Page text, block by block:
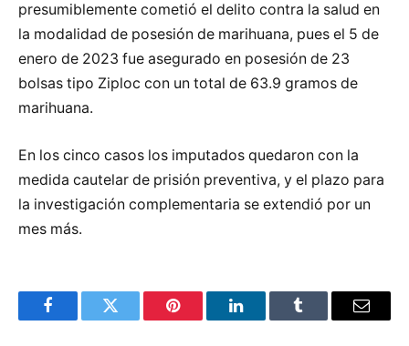
presumiblemente cometió el delito contra la salud en
la modalidad de posesión de marihuana, pues el 5 de
enero de 2023 fue asegurado en posesión de 23
bolsas tipo Ziploc con un total de 63.9 gramos de
marihuana.
En los cinco casos los imputados quedaron con la
medida cautelar de prisión preventiva, y el plazo para
la investigación complementaria se extendió por un
mes más.
FacebookTwitter Pinterest LinkedInTumblr Email